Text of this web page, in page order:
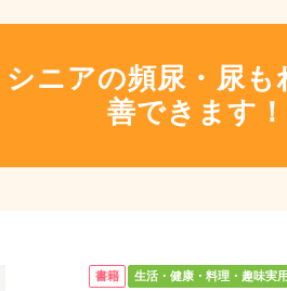
ニアの頻尿・尿
善できます！
書籍 生活・健康・料理・趣味実用